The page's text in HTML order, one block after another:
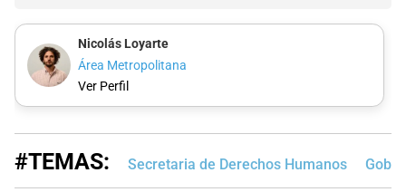
Nicolás Loyarte
Área Metropolitana
Ver Perfil
#TEMAS: Secretaria de Derechos Humanos